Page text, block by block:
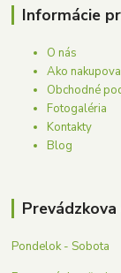
Informácie
O nás
Ako
Obchodné
Fotogaléria
Kontakty
Blog
Pondelok - Sobota